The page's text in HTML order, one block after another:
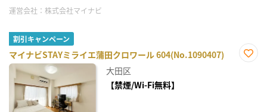
運営会社： 株式会社マイナビ
割引キャンペーン
マイナビSTAYミライエ蒲田クロワール 604(No.1090407)
大田区
【禁煙/Wi-Fi無料】